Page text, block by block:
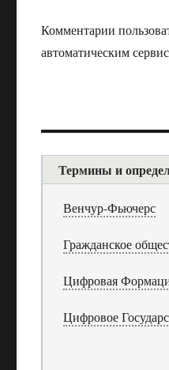
Комментарии
автоматическим
Термины и
Венчур-Фьючерс
Гражданское
Цифровая
Цифровое